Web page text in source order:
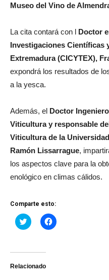
Museo del Vino de
La cita contará con l Doctor
Investigaciones Científicas
Extremadura (CICYTEX),
expondrá los resultados de
a la yesca.
Además, el Doctor
Viticultura y responsable
Viticultura de la
Ramón Lissarrague,
los aspectos clave para la
enológico en climas cálidos.
Comparte esto:
Haz
clic
Twitter
abre
Haz
clic
Relacionado